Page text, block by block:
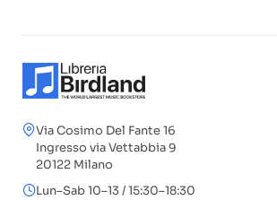
Via Cosimo Del Fante 16
Ingresso via Vettabbia 9
20122 Milano
Lun–Sab 10–13 / 15:30–18:30